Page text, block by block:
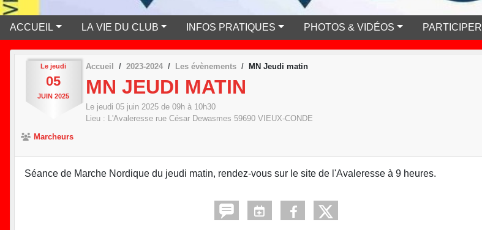
ACCUEIL LA VIE DU CLUB INFOS PRATIQUES PHOTOS & VIDÉOS PARTICIPER
Le jeudi
05
JUIN 2025
Accueil 2023-2024 Les évènements MN Jeudi matin
MN JEUDI MATIN
Le jeudi 05 juin 2025 de 09h à 10h30
Lieu : L'Avaleresse rue César Dewasmes 59690 VIEUX-CONDE
Marcheurs
Séance de Marche Nordique du jeudi matin, rendez-vous sur le site de l'Avaleresse à 9 heures.